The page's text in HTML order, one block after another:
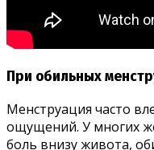
При обильных
Менструация часто
ощущений. У многих
боль внизу живота,